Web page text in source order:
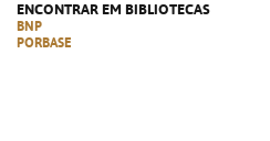
ENCONTRAR EM BIBLIOTECAS
BNP
PORBASE